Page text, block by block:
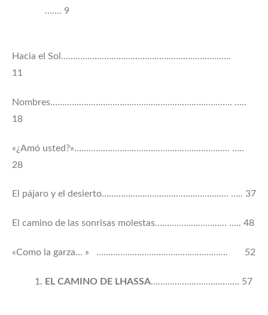
……. 9
Hacia el Sol……………………………………………………………..
11
Nombres…………………………………………………………………. …..
18
«¿Amó usted?»……………………………………………………….. …..
28
El pájaro y el desierto…………………………………………….. ….. 37
El camino de las sonrisas molestas………………………… ….. 48
«Como la garza… » ………………………………………………. 52
EL CAMINO DE LHASSA………………………………. 57